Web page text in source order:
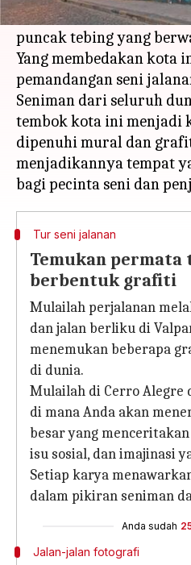
gantungnya yang
puncak tebing yang
Yang membedakan kota
pemandangan seni
Seniman dari seluruh
tembok kota ini menjadi
dipenuhi mural dan
menjadikannya tempat
Tur seni jalanan
Temukan permata
berbentuk grafiti
Mulailah perjalanan
dan jalan berliku di
menemukan beberapa
di dunia.
Mulailah di Cerro Alegre
di mana Anda akan
besar yang
isu sosial, dan imajinasi
Setiap karya
dalam pikiran seniman
Anda sudah
Jalan-jalan fotografi